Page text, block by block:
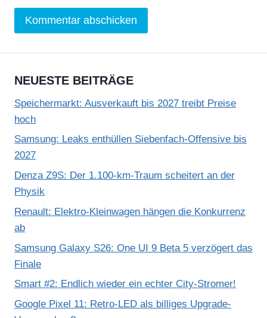
NEUESTE BEITRÄGE
Speichermarkt: Ausverkauft bis 2027 treibt Preise
hoch
Samsung: Leaks enthüllen Siebenfach-Offensive bis
2027
Denza Z9S: Der 1.100-km-Traum scheitert an der
Physik
Renault: Elektro-Kleinwagen hängen die Konkurrenz
ab
Samsung Galaxy S26: One UI 9 Beta 5 verzögert das
Finale
Smart #2: Endlich wieder ein echter City-Stromer!
Google Pixel 11: Retro-LED als billiges Upgrade-